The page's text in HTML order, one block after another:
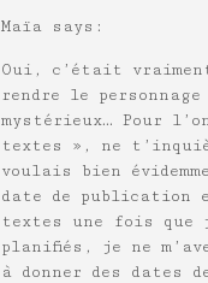
Maïa says:
Oui, c’était
rendre le
mystérieux… Pour
textes », ne
voulais bien
date de publication
textes une fois
planifiés, je ne
à donner des dates